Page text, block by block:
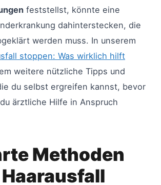
feststellst, könnte eine
dahinterstecken, die
werden muss. In unserem
stoppen: Was wirklich hilft
weitere nützliche Tipps und
du selbst ergreifen kannst, bevor
ärztliche Hilfe in Anspruch
Methoden